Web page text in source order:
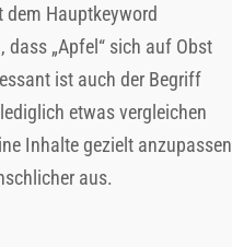
dem Hauptkeyword
dass „Apfel“ sich auf Obst
ist auch der Begriff
etwas vergleichen
Inhalte gezielt anzupassen
aus.